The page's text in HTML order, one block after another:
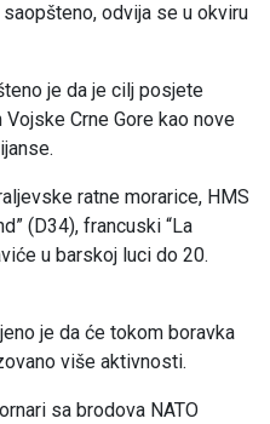
odvija se u okviru
je da je cilj posjete
Crne Gore kao nove
ratne morarice, HMS
(D34), francuski “La
u barskoj luci do 20.
je da će tokom boravka
više aktivnosti.
sa brodova NATO